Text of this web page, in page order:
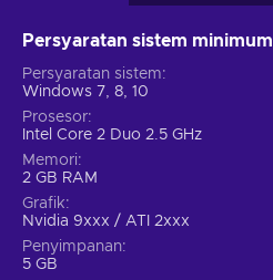
Persyaratan sistem minimum
Persyaratan sistem
Windows 7, 8, 10
Prosesor
Intel Core 2 Duo 2.5 GHz
Memori
2 GB RAM
Grafik
Nvidia 9xxx / ATI 2xxx
Penyimpanan
5 GB